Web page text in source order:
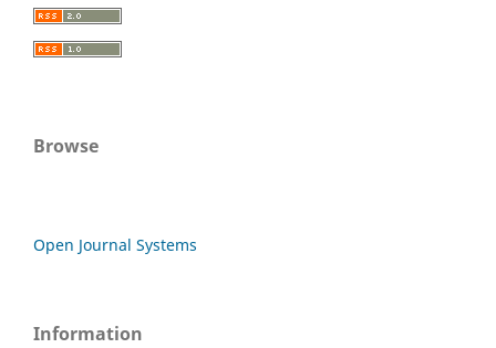
Browse
Open Journal Systems
Information